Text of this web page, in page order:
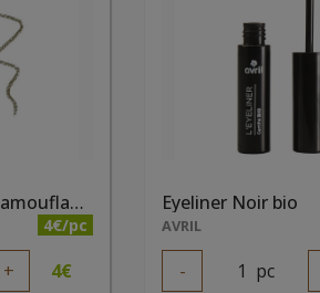
Crayon yeux Vert Camouflage bio
4€/pc
+ 4€
Eyeliner Noir bio
AVRIL
- 1 pc